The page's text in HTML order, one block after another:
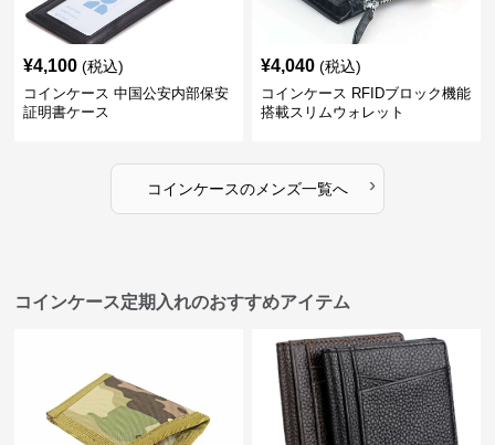
¥4,100 (税込)
コインケース 中国公安内部保安
証明書ケース
¥4,040 (税込)
コインケース RFIDブロック機能
搭載スリムウォレット
コインケースのメンズ一覧へ ›
コインケース定期入れのおすすめアイテム